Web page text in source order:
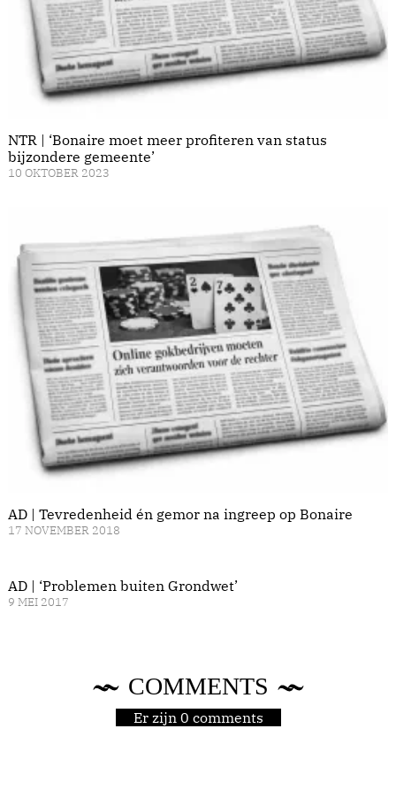
NTR | ‘Bonaire moet meer profiteren van status
bijzondere gemeente’
10 OKTOBER 2023
AD | Tevredenheid én gemor na ingreep op Bonaire
17 NOVEMBER 2018
AD | ‘Problemen buiten Grondwet’
9 MEI 2017
COMMENTS
Er zijn 0 comments